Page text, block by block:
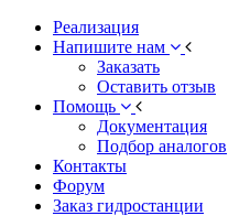
Реализация
Напишите нам
Заказать
Оставить отзыв
Помощь
Документация
Подбор аналогов
Контакты
Форум
Заказ гидростанции